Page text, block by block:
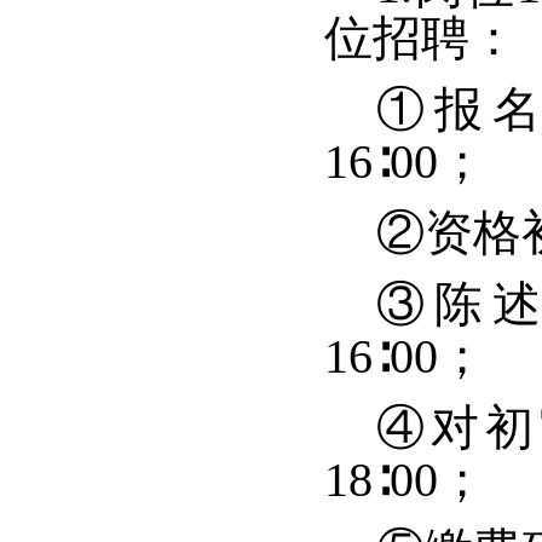
位招聘：
①报名
16∶00；
②资格
③陈述
16∶00；
④对初
18∶00；